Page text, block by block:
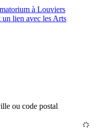
à Louviers
un lien avec les Arts
ou code postal